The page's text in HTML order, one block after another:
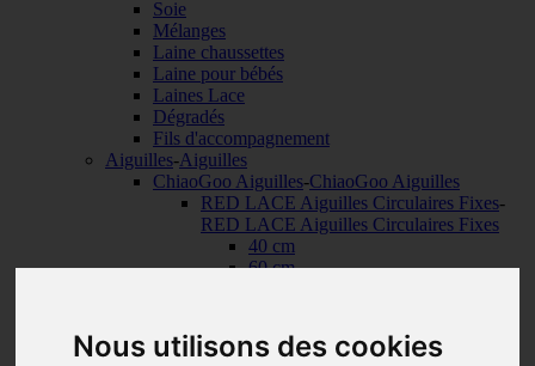
Nous utilisons des cookies
Soie
Mélanges
Laine chaussettes
Laine pour bébés
Laines Lace
Dégradés
Fils d'accompagnement
Aiguilles-Aiguilles
ChiaoGoo Aiguilles-ChiaoGoo Aiguilles
RED LACE Aiguilles Circulaires Fixes-
RED LACE Aiguilles Circulaires Fixes
40 cm
60 cm
120 cm
150 cm